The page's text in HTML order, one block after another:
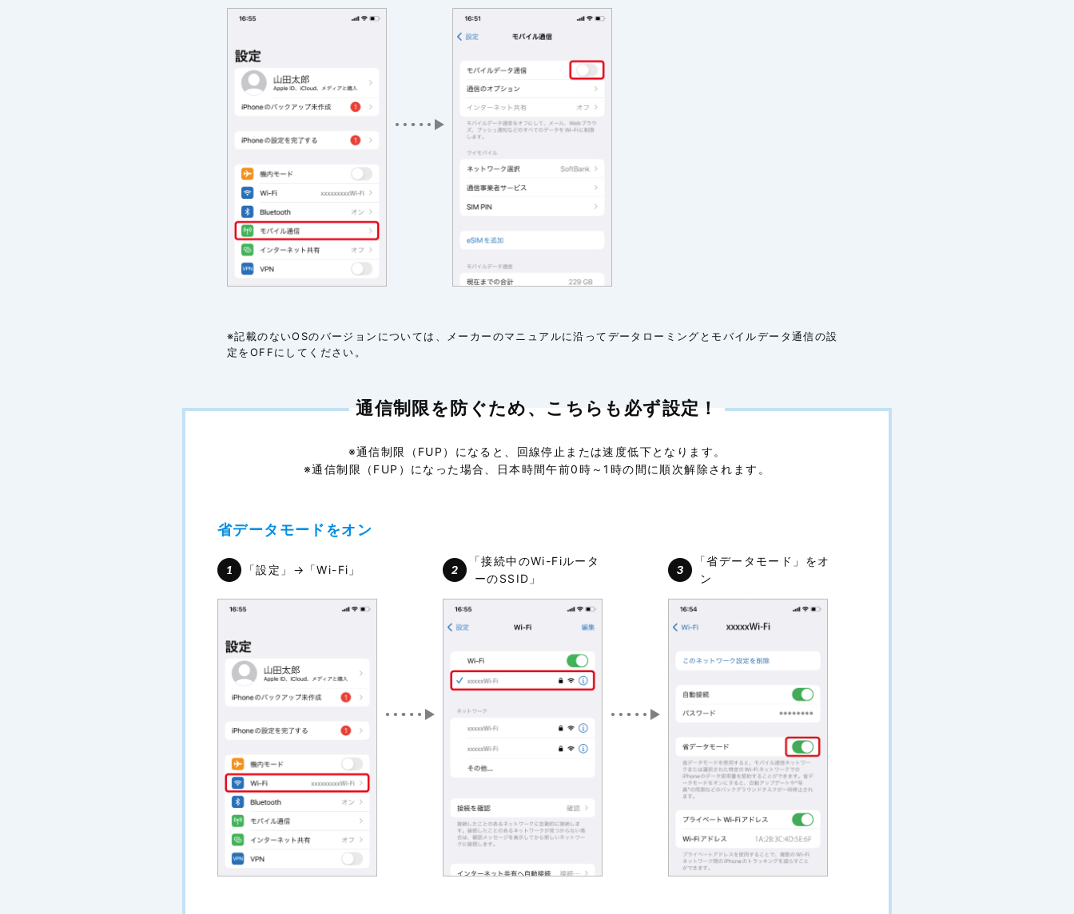
※記載のないOSのバージョンについては、メーカーのマニュアルに沿ってデータローミングとモバイルデータ通信の設
定をOFFにしてください。
通信制限を防ぐため、こちらも必ず設定！
※通信制限（FUP）になると、回線停止または速度低下となります。
※通信制限（FUP）になった場合、日本時間午前0時～1時の間に順次解除されます。
省データモードをオン
「設定」→「Wi-Fi」
「接続中のWi-Fiルータ
ーのSSID」
「省データモード」をオ
ン